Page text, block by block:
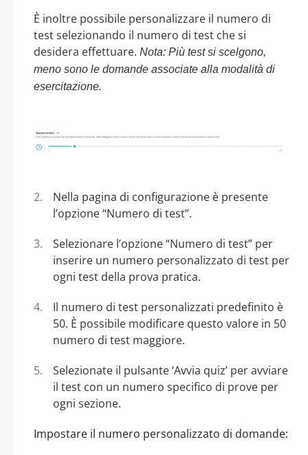
È inoltre possibile personalizzare il numero di
test selezionando il numero di test che si
desidera effettuare. Nota: Più test si scelgono,
meno sono le domande associate alla modalità di
esercitazione.
Nella pagina di configurazione è presente
l’opzione “Numero di test”.
Selezionare l’opzione “Numero di test” per
inserire un numero personalizzato di test per
ogni test della prova pratica.
Il numero di test personalizzati predefinito è
50. È possibile modificare questo valore in 50
numero di test maggiore.
Selezionate il pulsante ‘Avvia quiz’ per avviare
il test con un numero specifico di prove per
ogni sezione.
Impostare il numero personalizzato di domande: